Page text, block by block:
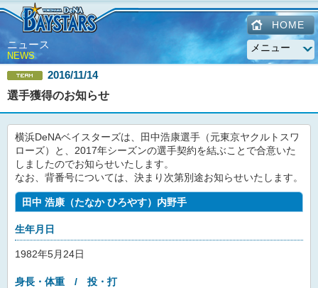
HOME
ニュース
NEWS
2016/11/14
選手獲得のお知らせ
横浜DeNAベイスターズは、田中浩康選手（元東京ヤクルトスワ
ローズ）と、2017年シーズンの選手契約を結ぶことで合意いた
しましたのでお知らせいたします。
なお、背番号については、決まり次第別途お知らせいたします。
田中 浩康（たなか ひろやす）内野手
生年月日
1982年5月24日
身長・体重 / 投・打